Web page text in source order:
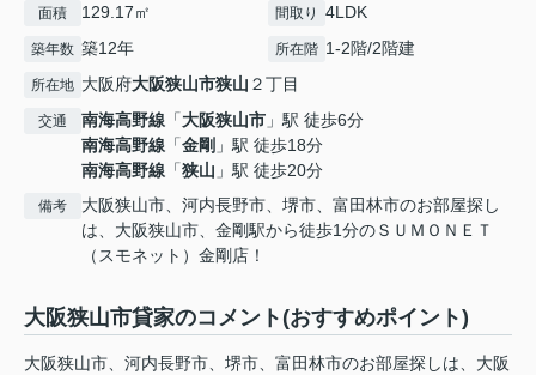
面積 129.17㎡ 間取り 4LDK
築年数 築12年 所在階 1-2階/2階建
所在地 大阪府大阪狭山市狭山 ２丁目
交通 南海高野線 「大阪狭山市 」駅 徒歩6分
南海高野線 「金剛 」駅 徒歩18分
南海高野線 「狭山 」駅 徒歩20分
備考
大阪狭山市、河内長野市、堺市、富田林市のお部屋探し
は、大阪狭山市、金剛駅から徒歩1分のＳＵＭＯＮＥＴ
（スモネット）金剛店！
大阪狭山市貸家のコメント(おすすめポイント)
大阪狭山市、河内長野市、堺市、富田林市のお部屋探しは、大阪